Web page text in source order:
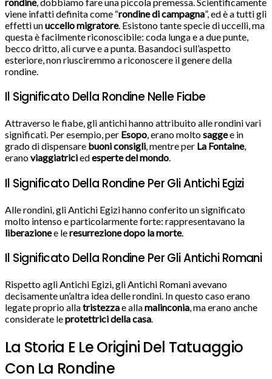
viene infatti definita come “rondine di campagna”, ed è a tutti gli
effetti unuccello migratore. Esistono tante specie di uccelli, ma
questa è facilmente riconoscibile: coda lunga e a due punte,
becco dritto, ali curve e a punta. Basandoci sull’aspetto
esteriore, non riusciremmo a riconoscere il genere della
rondine.
Il Significato Della Rondine Nelle Fiabe
Attraverso le fiabe, gli antichi hanno attribuito alle rondini vari
significati. Per esempio, per Esopo, erano moltosaggee in
grado di dispensare buoni consigli, mentre per La Fontaine,
eranoviaggiatriciedesperte del mondo.
Il Significato Della Rondine Per Gli Antichi Egizi
Alle rondini, gli Antichi Egizi hanno conferito un significato
molto intenso e particolarmente forte: rappresentavano la
liberazionee leresurrezione dopo la morte.
Il Significato Della Rondine Per Gli Antichi Romani
Rispetto agli Antichi Egizi, gli Antichi Romani avevano
decisamente un’altra idea delle rondini. In questo caso erano
legate proprio allatristezzae allamalinconia, ma erano anche
considerate leprotettrici della casa.
La Storia E Le Origini Del Tatuaggio
Con La Rondine